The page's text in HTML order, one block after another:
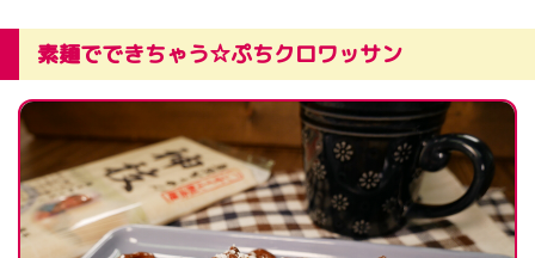
素麺でできちゃう☆ぷちクロワッサン